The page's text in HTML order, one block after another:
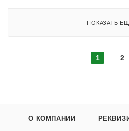
ПОКАЗАТЬ
1 2
О КОМПАНИИ